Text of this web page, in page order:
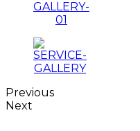
Previous
Next